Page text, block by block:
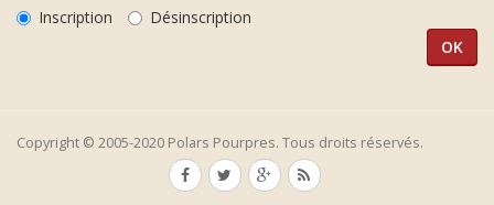
Inscription Désinscription
Copyright © 2005-2020 Polars Pourpres. Tous droits réservés.